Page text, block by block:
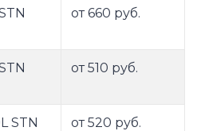
от 660 руб.
от 510 руб.
STN
от 520 руб.